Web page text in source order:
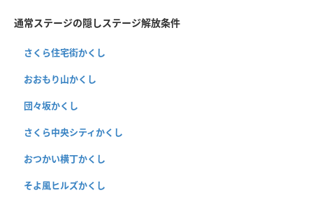
通常ステージの隠しステージ解放条件
さくら住宅街かくし
おおもり山かくし
団々坂かくし
さくら中央シティかくし
おつかい横丁かくし
そよ風ヒルズかくし